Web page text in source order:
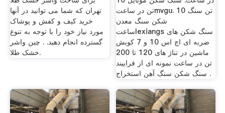
تهران که شما می توانید در آنها
خرید کیف و کفش و پوشاک
مورد نیاز خود را با توجه به تنوع
گسترده انجام دهید. . چین واشر
خشک طلا.
تن در ساعتmvgu. 10 تن سنگ
شکن سنگ معدن
ساعتlexiangs سنگ شکن های
ضربه ای اچ اس 10 و 7 کوبش
ماشین در تناژ های 120 تا 200
تن در ساعت نمونه ای از فراییند
سنگ شکن سنگ آهن استخراج .